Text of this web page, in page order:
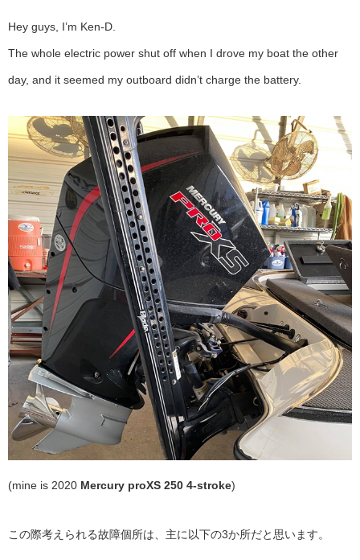
Hey guys, I’m Ken-D.
The whole electric power shut off when I drove my boat the other
day, and it seemed my outboard didn’t charge the battery.
(mine is 2020 Mercury proXS 250 4-stroke)
この際考えられる故障個所は、主に以下の3か所だと思います。